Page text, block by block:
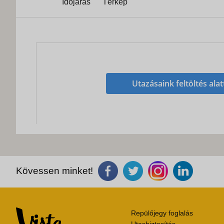
Időjárás Térkép
Utazásaink feltöltés
Kövessen minket!
Repülőjegy foglalás